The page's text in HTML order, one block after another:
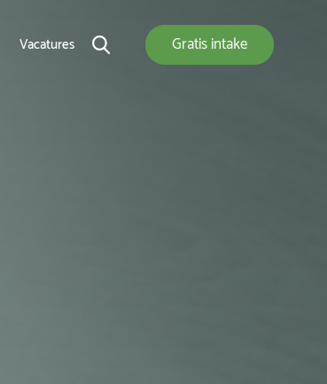
Vacatures Gratisintake